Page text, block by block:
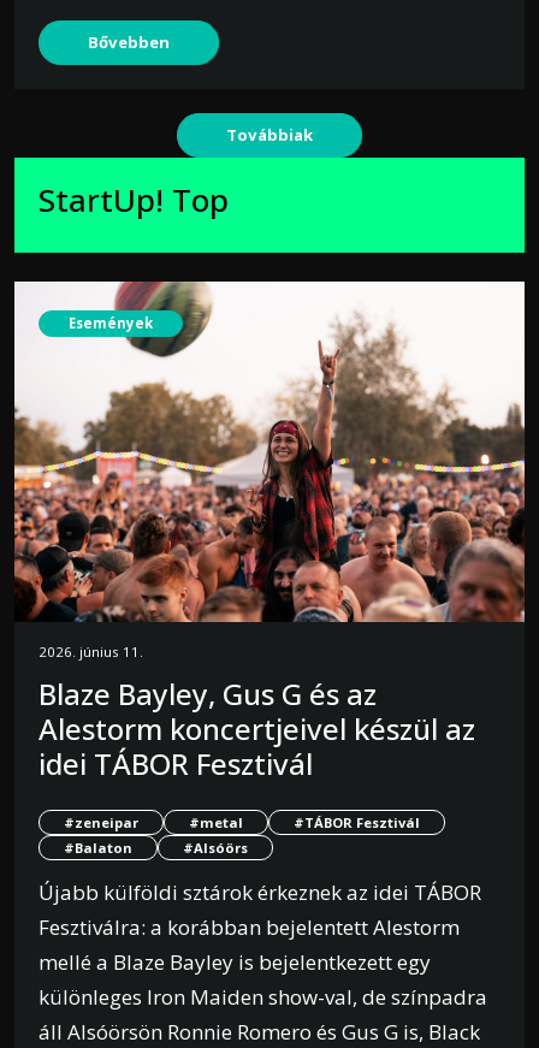
Bővebben
Továbbiak
StartUp! Top
Események
2026. június 11.
Blaze Bayley, Gus G és az
Alestorm koncertjeivel készül az
idei TÁBOR Fesztivál
#zeneipar #metal
#TÁBOR Fesztivál
#Balaton
#Alsóörs
Újabb külföldi sztárok érkeznek az idei TÁBOR
Fesztiválra: a korábban bejelentett Alestorm
mellé a Blaze Bayley is bejelentkezett egy
különleges Iron Maiden show-val, de színpadra
áll Alsóörsön Ronnie Romero és Gus G is, Black